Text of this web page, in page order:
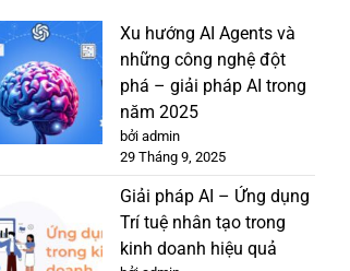
Xu hướng AI Agents và
những công nghệ đột
phá – giải pháp AI trong
năm 2025
bởi admin
29 Tháng 9, 2025
Giải pháp AI – Ứng dụng
Trí tuệ nhân tạo trong
kinh doanh hiệu quả